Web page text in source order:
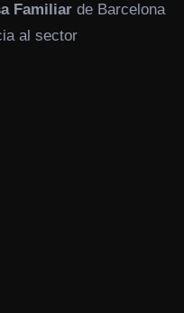
Familiar de Barcelona
al sector